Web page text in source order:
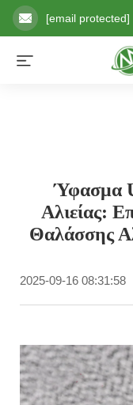
[email protected]
Ύφασμα
Αλιείας:
Θαλάσσης
2025-09-16 08:31:58